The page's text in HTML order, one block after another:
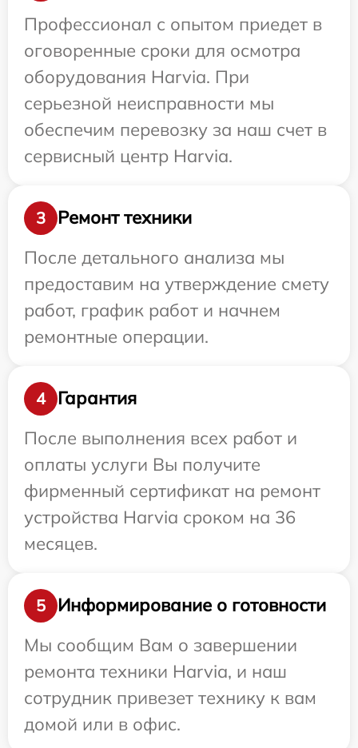
Профессионал с опытом приедет в
оговоренные сроки для осмотра
оборудования Harvia. При
серьезной неисправности мы
обеспечим перевозку за наш счет в
сервисный центр Harvia.
3
Ремонт техники
После детального анализа мы
предоставим на утверждение смету
работ, график работ и начнем
ремонтные операции.
4
Гарантия
После выполнения всех работ и
оплаты услуги Вы получите
фирменный сертификат на ремонт
устройства Harvia сроком на 36
месяцев.
5
Информирование о готовности
Мы сообщим Вам о завершении
ремонта техники Harvia, и наш
сотрудник привезет технику к вам
домой или в офис.